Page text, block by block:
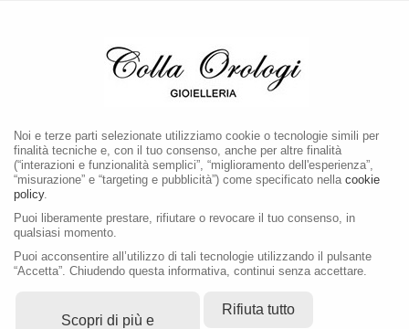
Noi e terze parti selezionate utilizziamo cookie o tecnologie simili per
finalità tecniche e, con il tuo consenso, anche per altre finalità
(“interazioni e funzionalità semplici”, “miglioramento dell'esperienza”,
“misurazione” e “targeting e pubblicità”) come specificato nella cookie
policy.
Puoi liberamente prestare, rifiutare o revocare il tuo consenso, in
qualsiasi momento.
Puoi acconsentire all’utilizzo di tali tecnologie utilizzando il pulsante
“Accetta”. Chiudendo questa informativa, continui senza accettare.
Scopri di più e
Rifiuta tutto